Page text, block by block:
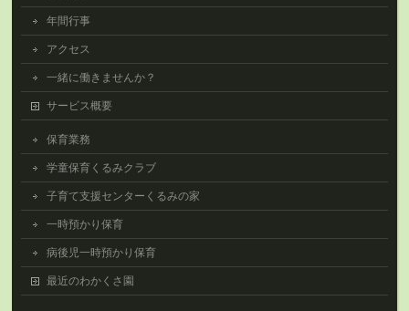
年間行事
アクセス
一緒に働きませんか？
サービス概要
保育業務
学童保育くるみクラブ
子育て支援センターくるみの家
一時預かり保育
病後児一時預かり保育
最近のわかくさ園